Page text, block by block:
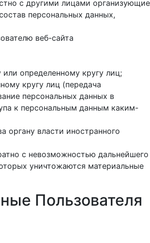
с другими лицами организующие
персональных данных,
веб-сайта
определенному кругу лиц;
кругу лиц (передача
персональных данных в
к персональным данным каким-
органу власти иностранного
с невозможностью дальнейшего
уничтожаются материальные
Пользователя